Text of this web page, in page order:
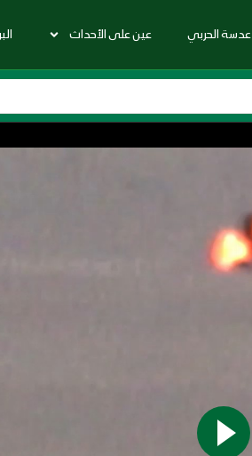
عدسة الحربي عين على الأحداث